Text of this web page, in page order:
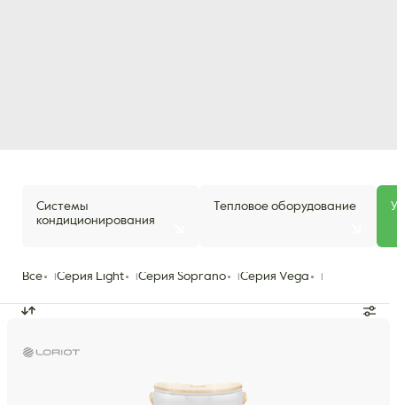
Системы
кондиционирования
Тепловое оборудование
Все Серия Light Серия Soprano Серия Vega